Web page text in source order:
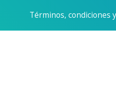
Términos, condiciones